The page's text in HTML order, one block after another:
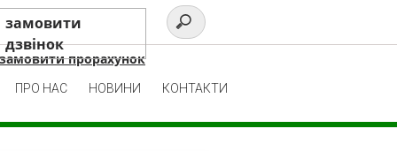
замовити прорахунок
замовити
дзвінок
ПРО НАС НОВИНИ КОНТАКТИ